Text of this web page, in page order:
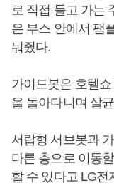
로 직접 들고 가는
은 부스 안에서 팸
눠줬다.
가이드봇은 호텔
을 돌아다니며 살
서랍형 서브봇과
다른 층으로 이동
할 수 있다고 LG전